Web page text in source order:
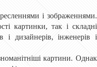
і зображеннями.
картинки, так і складні
і дизайнерів, інженерів і
картини. Однак